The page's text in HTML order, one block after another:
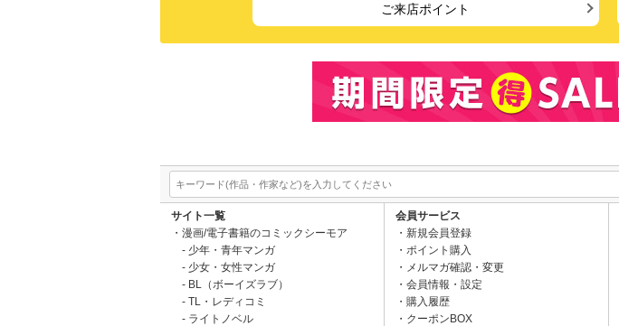
ご来店ポイント
サイト一覧
漫画/電子書籍のコミックシーモア
少年・青年マンガ
少女・女性マンガ
BL（ボーイズラブ）
TL・レディコミ
ライトノベル
会員サービス
新規会員登録
ポイント購入
メルマガ確認・変更
会員情報・設定
購入履歴
クーポンBOX